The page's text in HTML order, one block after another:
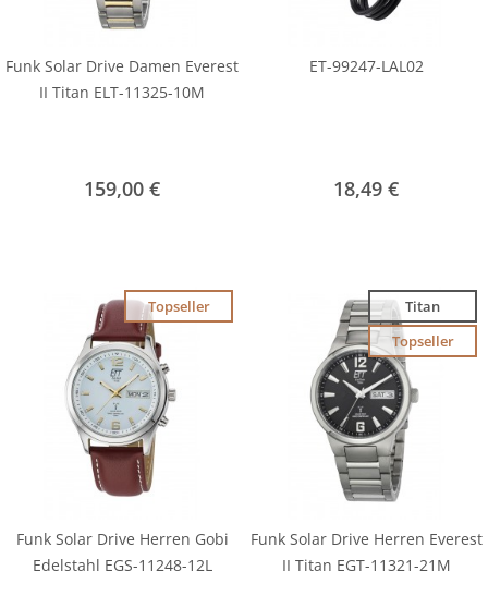
Funk Solar Drive Damen Everest
II Titan ELT-11325-10M
159,00 €
ET-99247-LAL02
18,49 €
Topseller
Funk Solar Drive Herren Gobi
Edelstahl EGS-11248-12L
Titan
Topseller
Funk Solar Drive Herren Everest
II Titan EGT-11321-21M